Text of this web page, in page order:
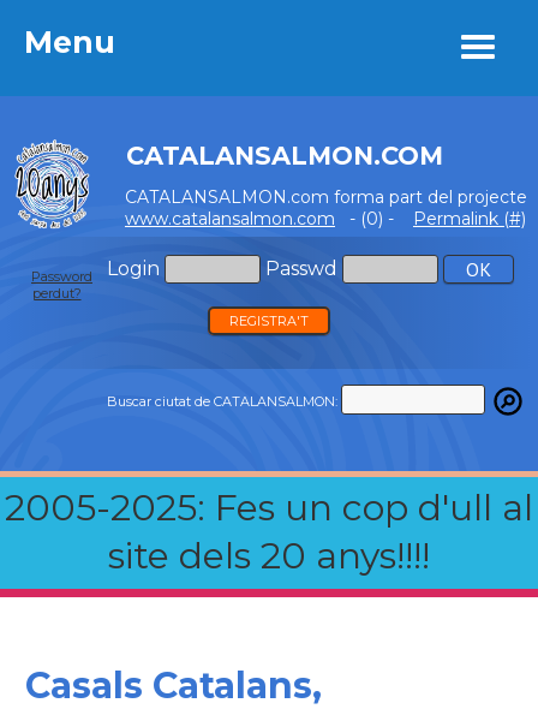
Menu
CATALANSALMON.COM
CATALANSALMON.com forma part del projecte
www.catalansalmon.com - (0) - Permalink (#)
Login Passwd
Password
perdut?
REGISTRA'T
Buscar ciutat de CATALANSALMON:
2005-2025: Fes un cop d'ull al
site dels 20 anys!!!!
Menu
Casals Catalans,